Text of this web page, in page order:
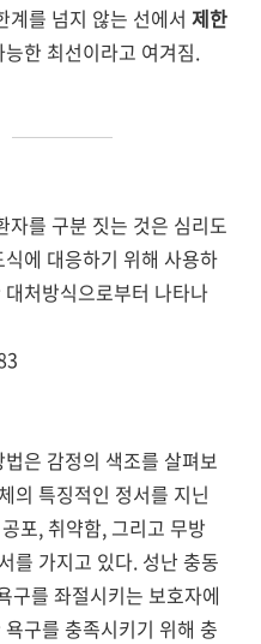
계를 넘지 않는 선에서 제한
한 최선이라고 여겨짐.
자를 구분 짓는 것은 심리도
에 대응하기 위해 사용하
처방식으로부터 나타나
은 감정의 색조를 살펴보
의 특징적인 정서를 지닌
포, 취약함, 그리고 무방
를 가지고 있다. 성난 충동
구를 좌절시키는 보호자에
구를 충족시키기 위해 충